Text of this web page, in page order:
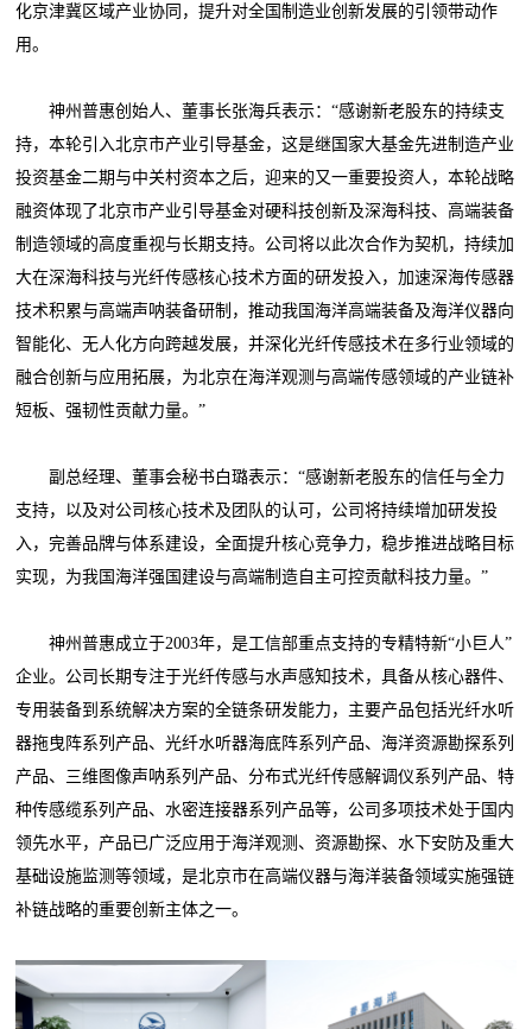
化京津冀区域产业协同，提升对全国制造业创新发展的引领带动作
用。
神州普惠创始人、董事长张海兵表示：“感谢新老股东的持续支
持，本轮引入北京市产业引导基金，这是继国家大基金先进制造产业
投资基金二期与中关村资本之后，迎来的又一重要投资人，本轮战略
融资体现了北京市产业引导基金对硬科技创新及深海科技、高端装备
制造领域的高度重视与长期支持。公司将以此次合作为契机，持续加
大在深海科技与光纤传感核心技术方面的研发投入，加速深海传感器
技术积累与高端声呐装备研制，推动我国海洋高端装备及海洋仪器向
智能化、无人化方向跨越发展，并深化光纤传感技术在多行业领域的
融合创新与应用拓展，为北京在海洋观测与高端传感领域的产业链补
短板、强韧性贡献力量。”
副总经理、董事会秘书白璐表示：“感谢新老股东的信任与全力
支持，以及对公司核心技术及团队的认可，公司将持续增加研发投
入，完善品牌与体系建设，全面提升核心竞争力，稳步推进战略目标
实现，为我国海洋强国建设与高端制造自主可控贡献科技力量。”
神州普惠成立于2003年，是工信部重点支持的专精特新“小巨人”
企业。公司长期专注于光纤传感与水声感知技术，具备从核心器件、
专用装备到系统解决方案的全链条研发能力，主要产品包括光纤水听
器拖曳阵系列产品、光纤水听器海底阵系列产品、海洋资源勘探系列
产品、三维图像声呐系列产品、分布式光纤传感解调仪系列产品、特
种传感缆系列产品、水密连接器系列产品等，公司多项技术处于国内
领先水平，产品已广泛应用于海洋观测、资源勘探、水下安防及重大
基础设施监测等领域，是北京市在高端仪器与海洋装备领域实施强链
补链战略的重要创新主体之一。